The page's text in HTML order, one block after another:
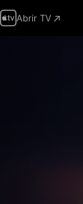
Abrir TV